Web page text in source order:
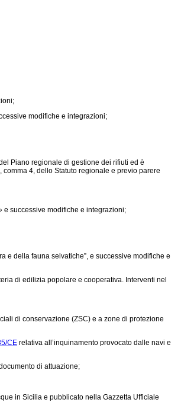
modifiche e integrazioni;
Piano regionale di gestione dei rifiuti ed è
4, dello Statuto regionale e previo parere
e successive modifiche e integrazioni;
e della fauna selvatiche”, e successive modifiche e
di edilizia popolare e cooperativa. Interventi nel
di conservazione (ZSC) e a zone di protezione
CE relativa all’inquinamento provocato dalle navi e
di attuazione;
in Sicilia e pubblicato nella Gazzetta Ufficiale